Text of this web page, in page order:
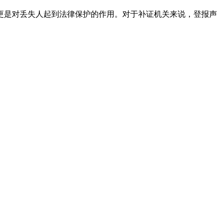
对丢失人起到法律保护的作用。对于补证机关来说，登报声